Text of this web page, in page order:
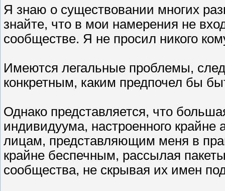
Я знаю о существовании многих
знайте, что в мои намерения не
сообществе. Я не просил никого
Имеются легальные проблемы,
конкретным, каким предпочел бы
Однако представляется, что
индивидуума, настроенного
лицам, представляющим меня в
крайне беспечным, рассылая
сообщества, не скрывая их имен